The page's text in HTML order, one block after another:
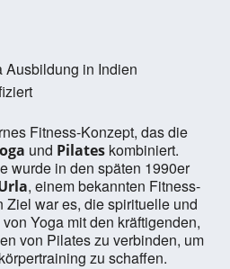
Ausbildung in Indien
Fitness-Konzept, das die
und Pilateskombiniert.
wurde in den späten 1990er
, einem bekannten Fitness-
Ziel war es, die spirituelle und
Yoga mit den kräftigenden,
von Pilates zu verbinden, um
zu schaffen.